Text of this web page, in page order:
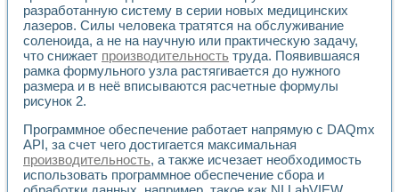
разработанную систему в серии новых медицинских
лазеров. Силы человека тратятся на обслуживание
соленоида, а не на научную или практическую задачу,
что снижает производительность труда. Появившаяся
рамка формульного узла растягивается до нужного
размера и в неё вписываются расчетные формулы
рисунок 2.
Программное обеспечение работает напрямую с DAQmx
API, за счет чего достигается максимальная
производительность, а также исчезает необходимость
использовать программное обеспечение сбора и